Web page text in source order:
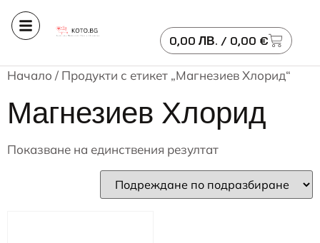
0,00 ЛВ. / 0,00 €
Начало / Продукти с етикет „Магнезиев Хлорид“
Магнезиев Хлорид
Показване на единствения резултат